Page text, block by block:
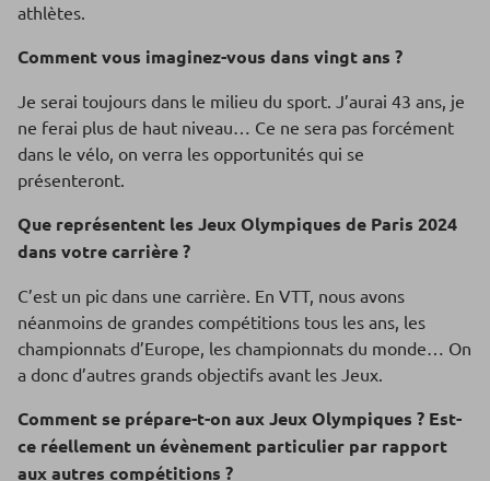
athlètes.
Comment vous imaginez-vous dans vingt ans ?
Je serai toujours dans le milieu du sport. J’aurai 43 ans, je
ne ferai plus de haut niveau… Ce ne sera pas forcément
dans le vélo, on verra les opportunités qui se
présenteront.
Que représentent les Jeux Olympiques de Paris 2024
dans votre carrière ?
C’est un pic dans une carrière. En VTT, nous avons
néanmoins de grandes compétitions tous les ans, les
championnats d’Europe, les championnats du monde… On
a donc d’autres grands objectifs avant les Jeux.
Comment se prépare-t-on aux Jeux Olympiques ? Est-
ce réellement un évènement particulier par rapport
aux autres compétitions ?